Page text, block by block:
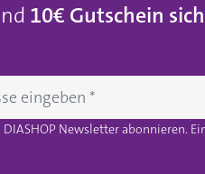
10€ Gutschein
DIASHOP Newsletter abonnieren.